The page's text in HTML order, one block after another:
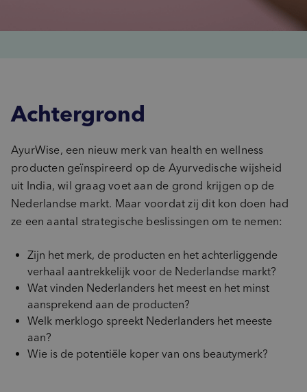
Achtergrond
AyurWise, een nieuw merk van health en wellness
producten geïnspireerd op de Ayurvedische wijsheid
uit India, wil graag voet aan de grond krijgen op de
Nederlandse markt. Maar voordat zij dit kon doen had
ze een aantal strategische beslissingen om te nemen:
Zijn het merk, de producten en het achterliggende
verhaal aantrekkelijk voor de Nederlandse markt?
Wat vinden Nederlanders het meest en het minst
aansprekend aan de producten?
Welk merklogo spreekt Nederlanders het meeste
aan?
Wie is de potentiële koper van ons beautymerk?